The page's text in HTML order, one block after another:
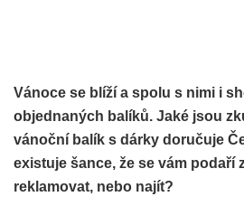
Vánoce se blíží a spolu s nimi i
objednaných balíků. Jaké jsou
vánoční balík s dárky doručuje
existuje šance, že se vám podaří
reklamovat, nebo najít?